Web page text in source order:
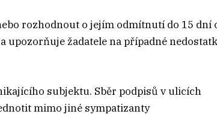
rozhodnout o jejím odmítnutí do 15 dní
žadatele na případné
subjektu. Sběr podpisů v ulicích
mimo jiné sympatizanty